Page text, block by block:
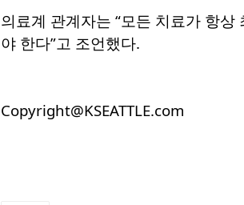
의료계 관계자는 “모든 치료가 항
야 한다”고 조언했다.
Copyright@KSEATTLE.com